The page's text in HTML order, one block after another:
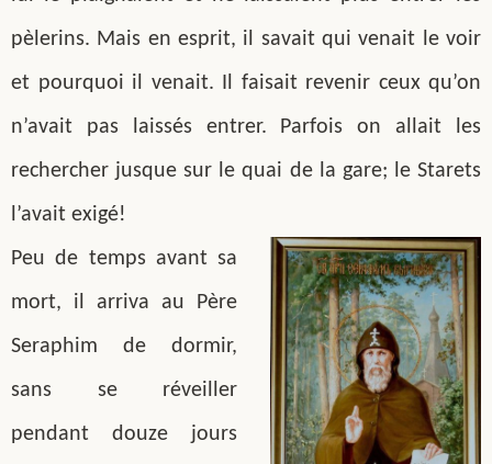
pèlerins. Mais en esprit, il savait qui venait le voir
et pourquoi il venait. Il faisait revenir ceux qu’on
n’avait pas laissés entrer. Parfois on allait les
rechercher jusque sur le quai de la gare; le Starets
l’avait exigé!
Peu de temps avant sa
mort, il arriva au Père
Seraphim de dormir,
sans se réveiller
pendant douze jours